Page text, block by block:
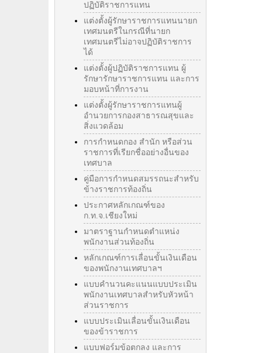
ปฏิบัติราชการแทน
แต่งตั้งผู้รักษาราชการแทนนายก
เทศมนตรีในกรณีที่นายก
เทศมนตรีไม่อาจปฏิบัติราชการ
ได้
แต่งตั้งผู้ปฏิบัติราชการแทน ผู้
รักษารักษาราชการแทน และการ
มอบหน้าที่การงาน
แต่งตั้งผู้รักษาราชการแทนผู้
อำนวยการกองสาธารณสุขและ
สิ่งแวดล้อม
การกำหนดกอง สำนัก หรือส่วน
ราชการที่เรียกชื่ออย่างอื่นของ
เทศบาล
คู่มือการกำหนดสมรรถนะสำหรับ
ข้างราชการท้องถิ่น
ประกาศหลักเกณฑ์ของ
ก.ท.จ.เชียงใหม่
มาตราฐานกำหนดตำแหน่ง
พนักงานส่วนท้องถิ่น
หลักเกณฑ์การเลื่อนขั้นเงินเดือน
ของพนักงานเทศบาลฯ
แบบคำนวนคะแนนแบบประเมิน
พนักงานเทศบาลสำหรับหัวหน้า
ส่วนราชการ
แบบประเมินเลื่อนขั้นเงินเดือน
ของข้าราชการ
แบบฟอร์มข้อตกลง และการ